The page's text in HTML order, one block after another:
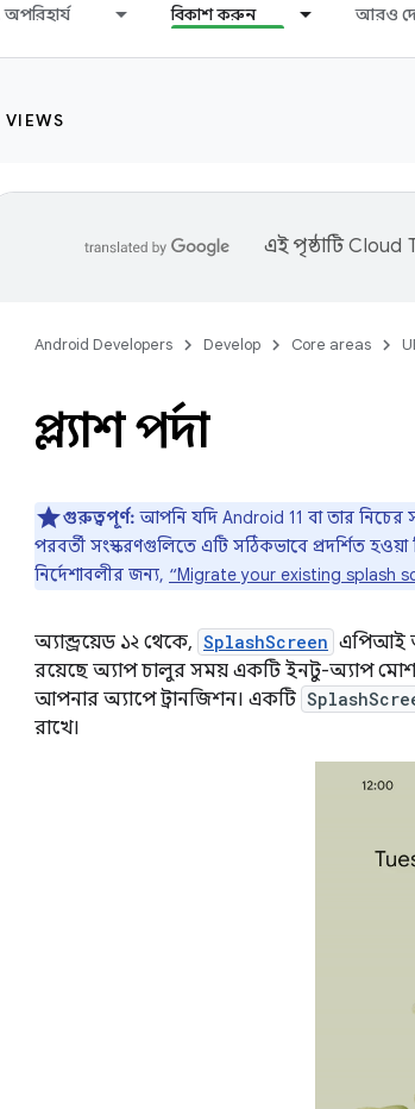
বিকাশ করুন আরও
VIEWS
এই পৃষ্ঠাটিCloud
Android Developers Develop Core areas UI
স্প্ল্যাশ পর্দা
গুরুত্বপূর্ণ: আপনি যদি Android 11 বা তার নিচের
পরবর্তী সংস্করণগুলিতে এটি সঠিকভাবে প্রদর্শিত
নির্দেশাবলীর জন্য, “Migrate your existing splash
অ্যান্ড্রয়েড ১২ থেকে, SplashScreen এপিআই
রয়েছে অ্যাপ চালুর সময় একটি ইনটু-অ্যাপ
আপনার অ্যাপে ট্রানজিশন। একটি
রাখে।